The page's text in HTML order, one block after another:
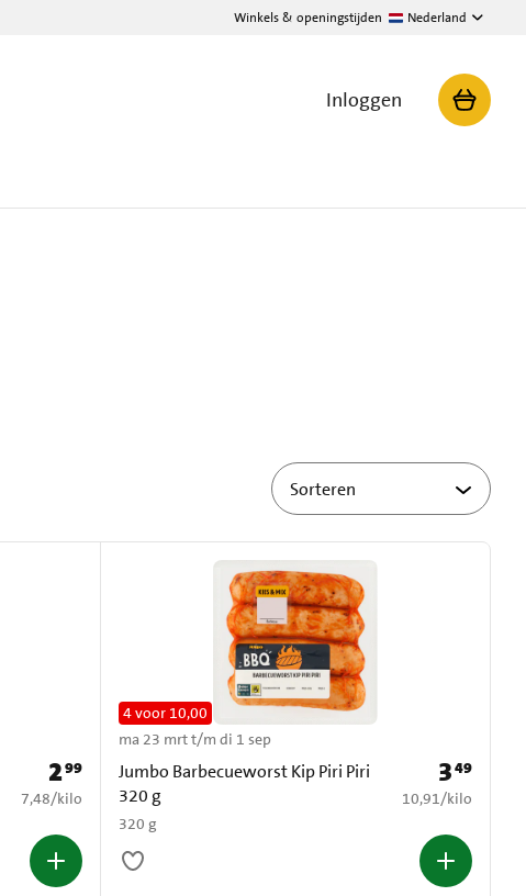
Winkels & openingstijden Nederland
Inloggen
Prijs: € 2,99
299
€ 7,48 per kilo
7,48/kilo
Jumbo Barbecueworst Kip Piri Piri
320 g
320 g
4 voor 10,00
ma 23 mrt t/m di 1 sep
Prijs: € 3,49
349
€ 10,91 per kilo
10,91/kilo